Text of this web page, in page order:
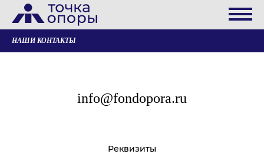
НАШИ КОНТАКТЫ
info@fondopora.ru
Реквизиты